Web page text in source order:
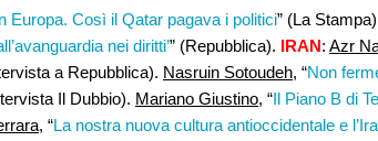
Europa. Così il Qatar pagava i politici” (La
nei diritti’” (Repubblica). IRAN: Azr
a Repubblica). Nasruin Sotoudeh, “Non
Il Dubbio). Mariano Giustino, “Il Piano B di
, “La nostra nuova cultura antioccidentale e